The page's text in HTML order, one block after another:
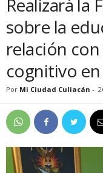
Realizará la
sobre la
relación
cognitivo
Por Mi Ciudad Culiacán -